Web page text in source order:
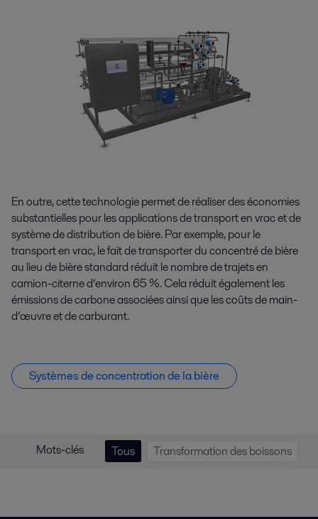
En outre, cette technologie permet de réaliser des économies
substantielles pour les applications de transport en vrac et de
système de distribution de bière. Par exemple, pour le
transport en vrac, le fait de transporter du concentré de bière
au lieu de bière standard réduit le nombre de trajets en
camion-citerne d’environ 65 %. Cela réduit également les
émissions de carbone associées ainsi que les coûts de main-
d’œuvre et de carburant.
Systèmes de concentration de la bière
Mots-clés Tous Transformation des boissons